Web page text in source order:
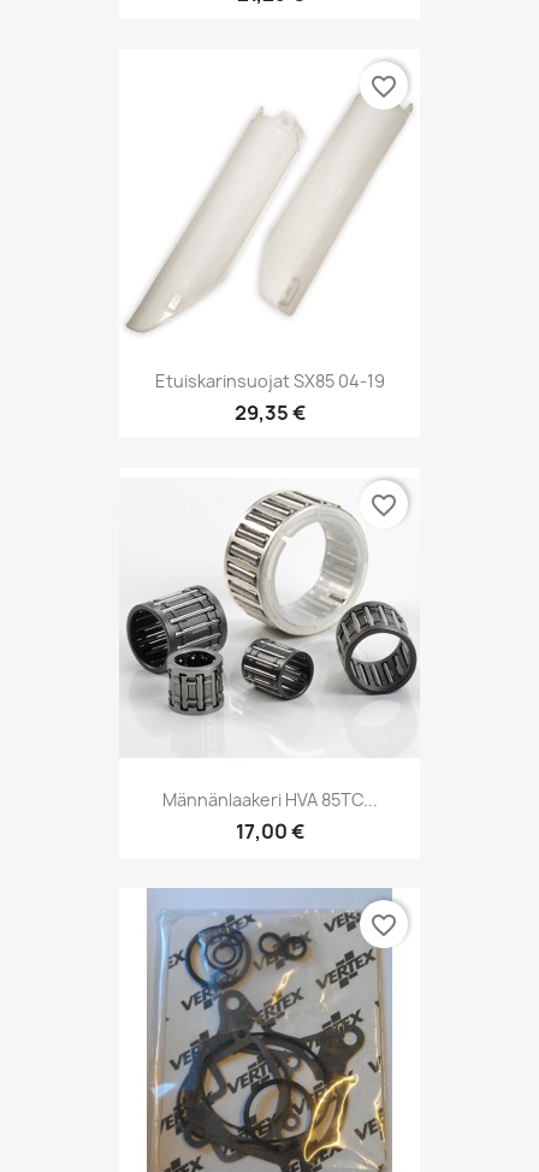
Etuiskarinsuojat SX85 04-19
29,35 €
favorite_border
Männänlaakeri HVA 85TC...
17,00 €
favorite_border
favorite_border